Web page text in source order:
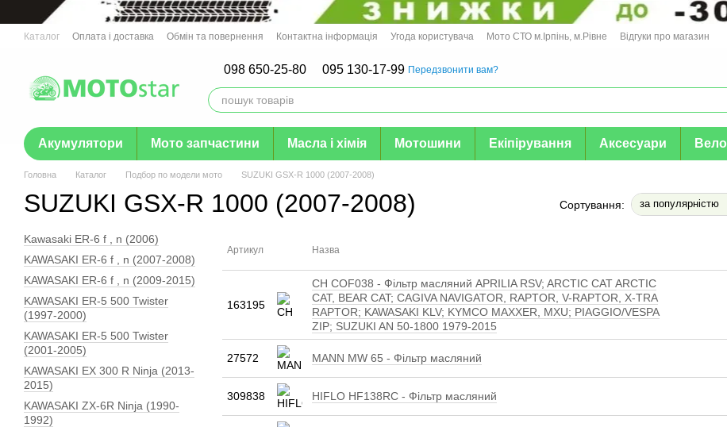
Перейти до основного контенту
Каталог Оплата і доставка Обмін та повернення Контактна інформація Угода користувача Мото СТО м.Ірпінь, м.Рівне
Відгуки про магазин
098 650-25-80 095 130-17-99 Передзвонити вам?
Акумулятори Мото запчастини Масла і хімія Мотошини Екіпірування Аксесуари Вело
Головна Каталог Подбор по модели мото SUZUKI GSX-R 1000 (2007-2008)
SUZUKI GSX-R 1000 (2007-2008) Сортування: за популярністю
Артикул Назва
163195
CH COF038 - Фільтр масляний APRILIA RSV; ARCTIC CAT ARCTIC
CAT, BEAR CAT; CAGIVA NAVIGATOR, RAPTOR, V-RAPTOR, X-TRA
RAPTOR; KAWASAKI KLV; KYMCO MAXXER, MXU; PIAGGIO/VESPA
ZIP; SUZUKI AN 50-1800 1979-2015
27572 MANN MW 65 - Фільтр масляний
309838 HIFLO HF138RC - Фільтр масляний
Kawasaki ER-6 f , n (2006)
KAWASAKI ER-6 f , n (2007-2008)
KAWASAKI ER-6 f , n (2009-2015)
KAWASAKI ER-5 500 Twister
(1997-2000)
KAWASAKI ER-5 500 Twister
(2001-2005)
KAWASAKI EX 300 R Ninja (2013-
2015)
KAWASAKI ZX-6R Ninja (1990-
1992)